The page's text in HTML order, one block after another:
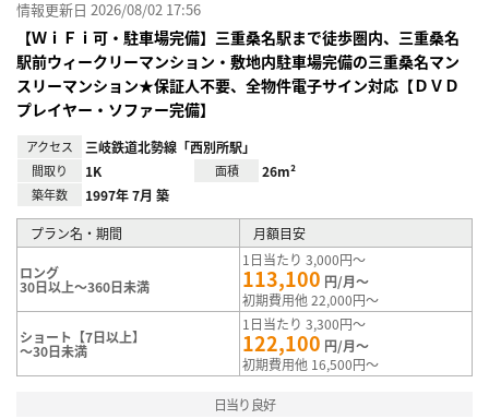
情報更新日 2026/08/02 17:56
【ＷｉＦｉ可・駐車場完備】三重桑名駅まで徒歩圏内、三重桑名
駅前ウィークリーマンション・敷地内駐車場完備の三重桑名マン
スリーマンション★保証人不要、全物件電子サイン対応【ＤＶＤ
プレイヤー・ソファー完備】
アクセス 三岐鉄道北勢線「西別所駅」
間取り 1K 面積 26m²
築年数 1997年 7月 築
プラン名・期間 月額目安
ロング
30日以上～360日未満
1日当たり 3,000円～
113,100 円/月～
初期費用他 22,000円～
ショート【7日以上】
～30日未満
1日当たり 3,300円～
122,100 円/月～
初期費用他 16,500円～
日当り良好